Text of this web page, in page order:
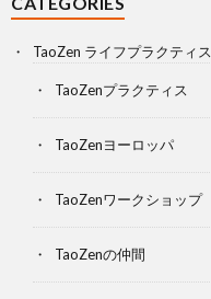
TaoZen ライフプラクティス
TaoZenプラクティス
TaoZenヨーロッパ
TaoZenワークショップ
TaoZenの仲間